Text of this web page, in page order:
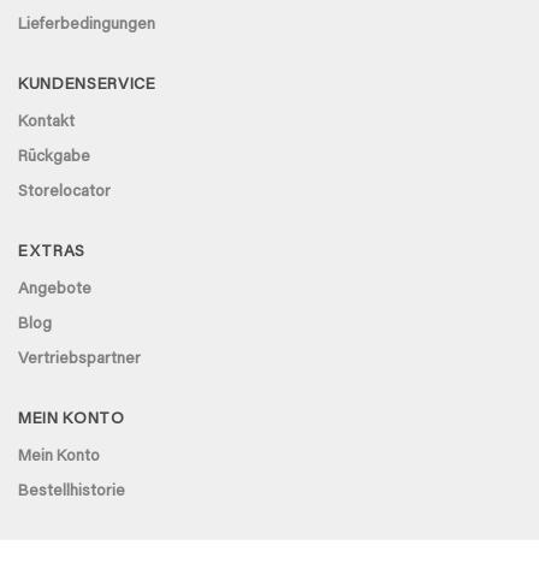
Lieferbedingungen
KUNDENSERVICE
Kontakt
Rückgabe
Storelocator
EXTRAS
Angebote
Blog
Vertriebspartner
MEIN KONTO
Mein Konto
Bestellhistorie